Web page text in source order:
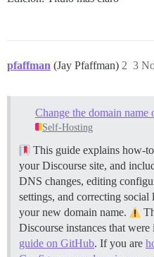
pfaffman (Jay Pfaffman) 3
2
Change the domain name
Self-Hosting
This guide explains how-
your Discourse site, and
DNS changes, editing
settings, and correcting
your new domain name.
Discourse instances that
guide on GitHub. If you are